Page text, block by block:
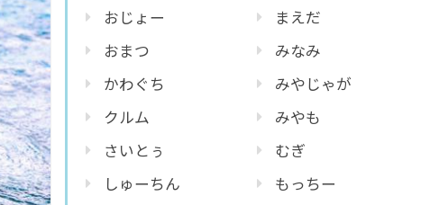
おじょー
おまつ
かわぐち
クルム
さいとぅ
しゅーちん
まえだ
みなみ
みやじゃが
みやも
むぎ
もっちー